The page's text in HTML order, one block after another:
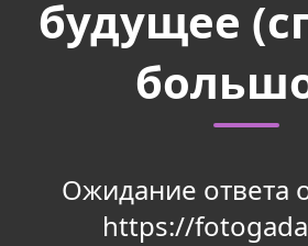
будущее
Ожидание ответа
https://